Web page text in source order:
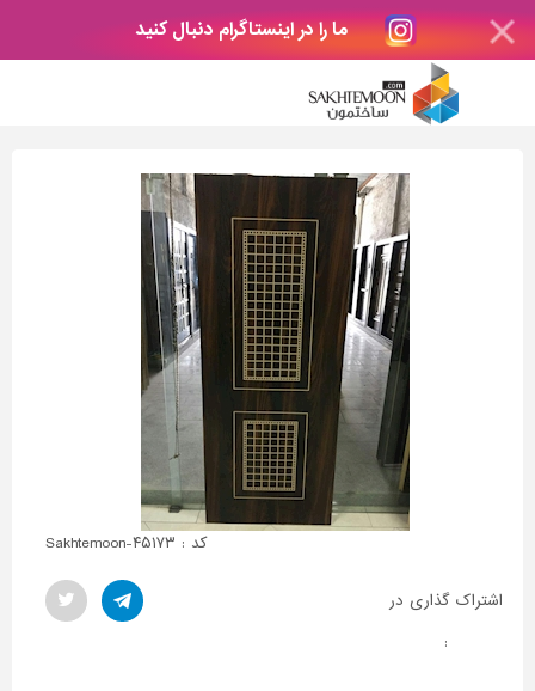
ما را در اینستاگرام دنبال کنید
کد : Sakhtemoon-۴۵۱۷۳
اشتراک گذاری در
: